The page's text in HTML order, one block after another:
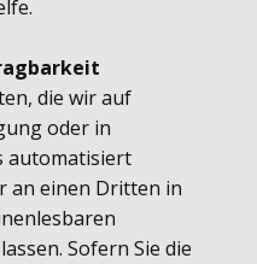
die wir auf
oder in
automatisiert
an einen Dritten in
Sofern Sie die